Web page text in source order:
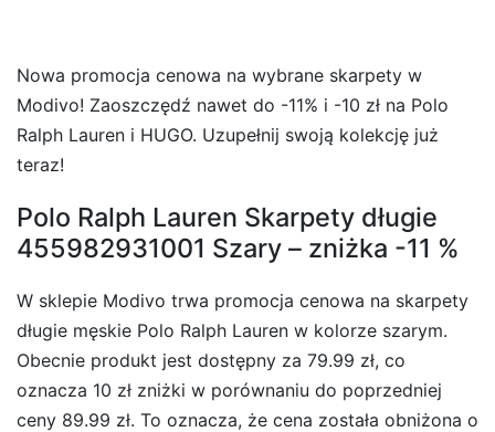
Nowa promocja cenowa na wybrane skarpety w
Modivo! Zaoszczędź nawet do -11% i -10 zł na Polo
Ralph Lauren i HUGO. Uzupełnij swoją kolekcję już
teraz!
Polo Ralph Lauren Skarpety długie
455982931001 Szary – zniżka -11 %
W sklepie Modivo trwa promocja cenowa na skarpety
długie męskie Polo Ralph Lauren w kolorze szarym.
Obecnie produkt jest dostępny za 79.99 zł, co
oznacza 10 zł zniżki w porównaniu do poprzedniej
ceny 89.99 zł. To oznacza, że cena została obniżona o